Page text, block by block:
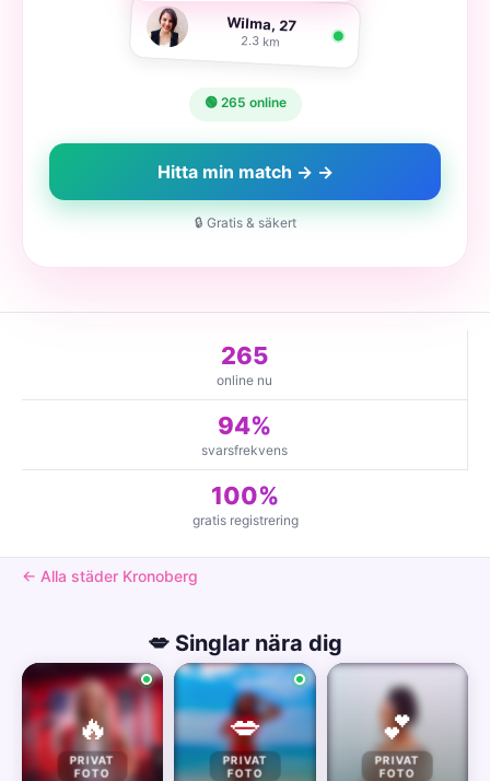
Wilma, 27
2.3 km
🟢 265 online
Hitta min match → →
🔒 Gratis & säkert
265
online nu
94%
svarsfrekvens
100%
gratis registrering
← Alla städer Kronoberg
💋 Singlar nära dig
🔥
PRIVAT
FOTO
💋
PRIVAT
FOTO
💕
PRIVAT
FOTO